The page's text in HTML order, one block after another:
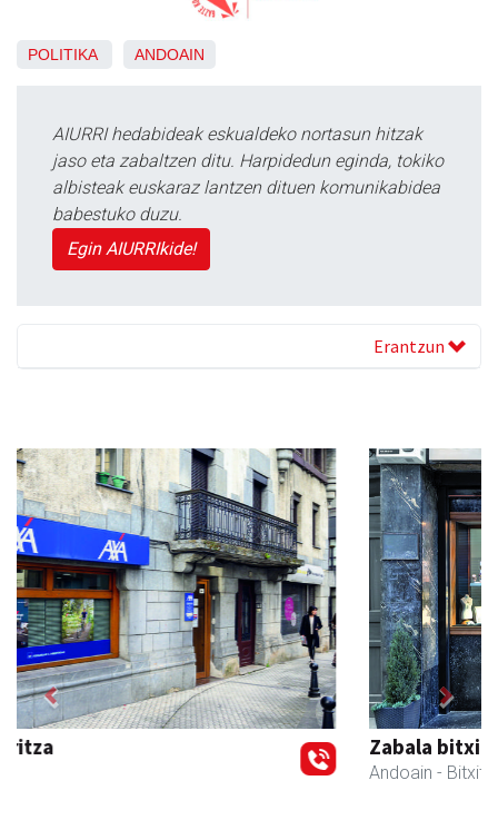
POLITIKA ANDOAIN
AIURRI hedabideak eskualdeko nortasun hitzak
jaso eta zabaltzen ditu. Harpidedun eginda, tokiko
albisteak euskaraz lantzen dituen komunikabidea
babestuko duzu.
Egin AIURRIkide!
Erantzun
Zabala bitxitegia
Previous Next